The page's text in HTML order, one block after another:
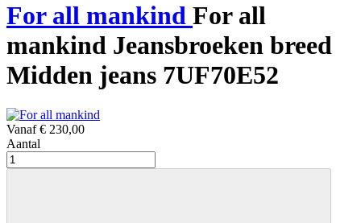
For all mankind For all
mankind Jeansbroeken breed
Midden jeans 7UF70E52
Vanaf € 230,00
Aantal